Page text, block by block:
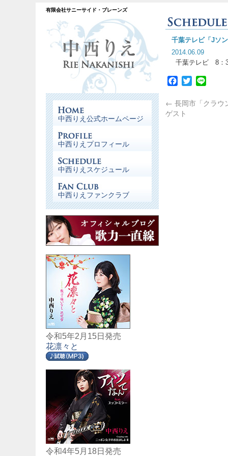
有限会社サニーサイド・ブレーンズ
千葉テレビ「Jソ
2014.06.09
千葉テレビ 8：
Facebook
Twitter
← 長岡市「クラウ
ゲスト
中西りえ公式ホームページ
中西りえプロフィール
中西りえスケジュール
中西りえファンクラブ
令和5年2月15日発売
花凛々と
令和4年5月18日発売